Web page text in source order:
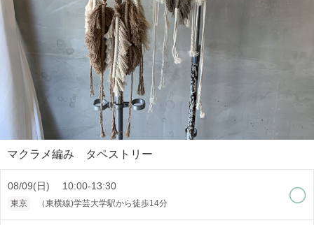
マクラメ編み タペストリー
08/09(日) 10:00-13:30
東京 （東横線)学芸大学駅から徒歩14分